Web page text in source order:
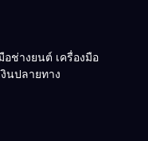
อช่างยนต์ เครื่องมือ
นปลายทาง